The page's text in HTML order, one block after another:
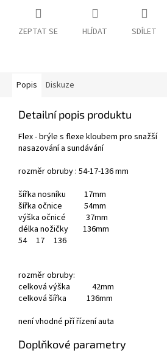
ZEPTAT SE HLÍDAT SDÍLET
Popis Diskuze
Detailní popis produktu
Flex - brýle s flexe kloubem pro snažší
nasazování a sundávání
rozměr obruby : 54-17-136 mm
šířka nosníku 17mm
šířka očnice 54mm
výška očnicé 37mm
délka nožičky 136mm
54 17 136
rozměr obruby:
celková výška 42mm
celková šířka 136mm
není vhodné pří řízení auta
Doplňkové parametry